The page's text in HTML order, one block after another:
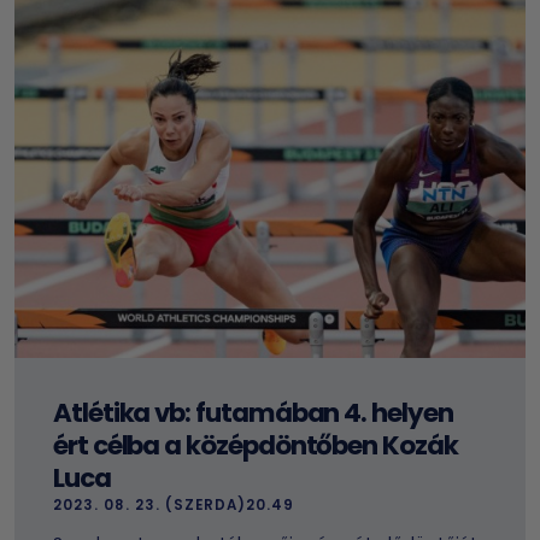
Atlétika vb: futamában 4. helyen
ért célba a középdöntőben Kozák
Luca
2023. 08. 23. (SZERDA)20.49